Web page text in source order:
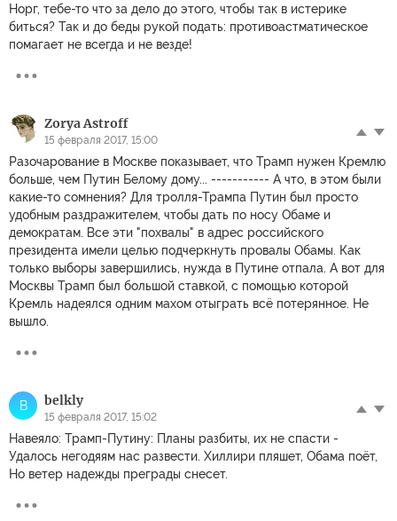
Норг, тебе-то что за дело до этого, чтобы так в истерике
биться? Так и до беды рукой подать: противоастматическое
помагает не всегда и не везде!
Zorya Astroff
15 февраля 2017, 15:00
Разочарование в Москве показывает, что Трамп нужен Кремлю
больше, чем Путин Белому дому... ----------- А что, в этом были
какие-то сомнения? Для тролля-Трампа Путин был просто
удобным раздражителем, чтобы дать по носу Обаме и
демократам. Все эти "похвалы" в адрес российского
президента имели целью подчеркнуть провалы Обамы. Как
только выборы завершились, нужда в Путине отпала. А вот для
Москвы Трамп был большой ставкой, с помощью которой
Кремль надеялся одним махом отыграть всё потерянное. Не
вышло.
B belkly
15 февраля 2017, 15:02
Навеяло: Трамп-Путину: Планы разбиты, их не спасти -
Удалось негодяям нас развести. Хиллири пляшет, Обама поёт,
Но ветер надежды преграды снесет.